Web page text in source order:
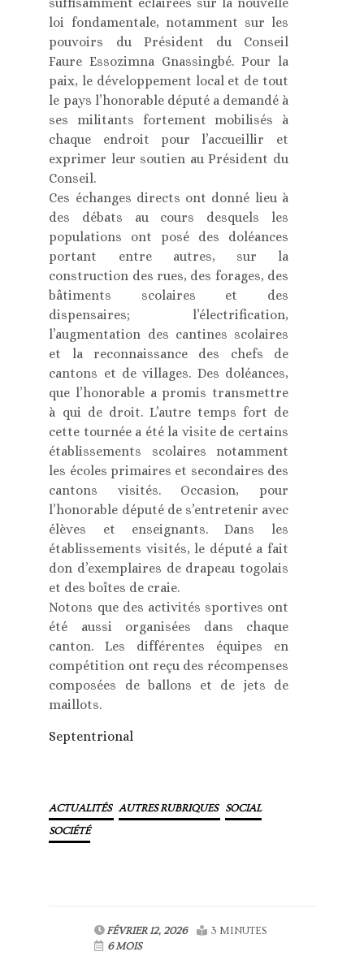
loi fondamentale, notamment sur les
pouvoirs du Président du Conseil
Faure Essozimna Gnassingbé. Pour la
paix, le développement local et de tout
le pays l’honorable député a demandé à
ses militants fortement mobilisés à
chaque endroit pour l’accueillir et
exprimer leur soutien au Président du
Conseil.
Ces échanges directs ont donné lieu à
des débats au cours desquels les
populations ont posé des doléances
portant entre autres, sur la
construction des rues, des forages, des
bâtiments scolaires et des
dispensaires; l’électrification,
l’augmentation des cantines scolaires
et la reconnaissance des chefs de
cantons et de villages. Des doléances,
que l’honorable a promis transmettre
à qui de droit. L’autre temps fort de
cette tournée a été la visite de certains
établissements scolaires notamment
les écoles primaires et secondaires des
cantons visités. Occasion, pour
l’honorable député de s’entretenir avec
élèves et enseignants. Dans les
établissements visités, le député a fait
don d’exemplaires de drapeau togolais
et des boîtes de craie.
Notons que des activités sportives ont
été aussi organisées dans chaque
canton. Les différentes équipes en
compétition ont reçu des récompenses
composées de ballons et de jets de
maillots.
Septentrional
ACTUALITÉS AUTRES RUBRIQUES SOCIAL
SOCIÉTÉ
FÉVRIER 12, 2026
3 MINUTES
6 MOIS